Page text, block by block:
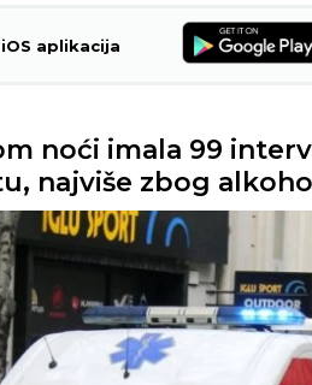
aplikacija
noći imala 99
najviše zbog